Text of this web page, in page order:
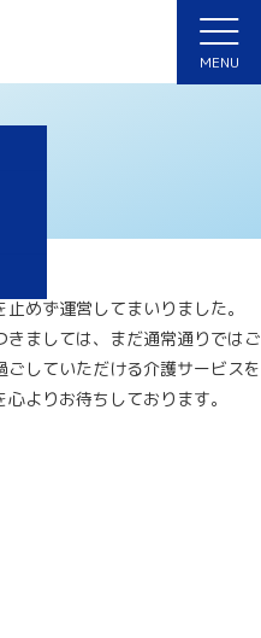
MENU
らせ
めず運営してまいりました。
ましては、まだ通常通りではご
していただける介護サービスを
よりお待ちしております。